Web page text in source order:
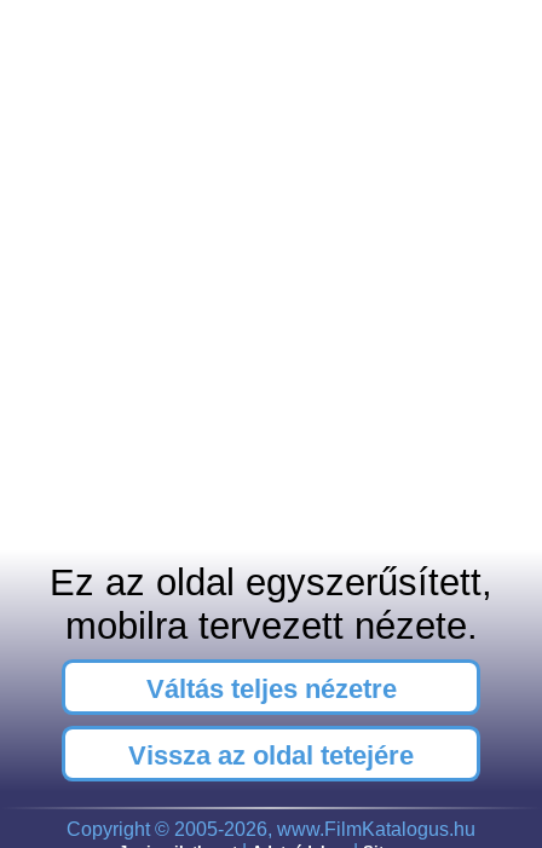
Ez az oldal egyszerűsített,
mobilra tervezett nézete.
Váltás teljes nézetre
Vissza az oldal tetejére
Copyright © 2005-2026, www.FilmKatalogus.hu